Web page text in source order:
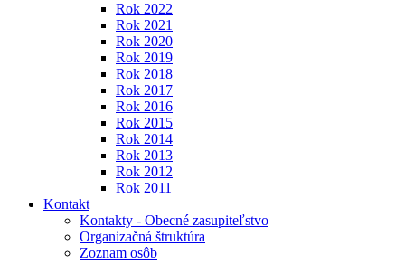
Rok 2022
Rok 2021
Rok 2020
Rok 2019
Rok 2018
Rok 2017
Rok 2016
Rok 2015
Rok 2014
Rok 2013
Rok 2012
Rok 2011
Kontakt
Kontakty - Obecné zasupiteľstvo
Organizačná štruktúra
Zoznam osôb